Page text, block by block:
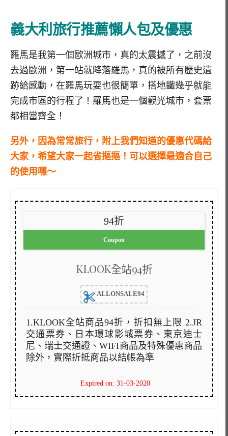
義大利旅行推薦懶人包及優惠
羅馬是我第一個歐洲城市，真的太震撼了，之前沒
去過歐洲，第一站就降落羅馬，真的被所有歷史遺
跡給感動，在羅馬玩耍也很簡單，搭地鐵幾乎就能
完成市區的行程了！羅馬也是一個觀光城市，套票
都相當齊全！
另外，因為常常旅行，附上我們知道的優惠代碼給
大家，希望大家一起省摳摳！可以選擇最適合自己
的使用嘿～
94折
Coupon
KLOOK全站94折
ALLONSALE94
1.KLOOK全站商品94折，折扣無上限 2.JR
交通票券、日本環球影城票券、東京迪士
尼、瑞士交通證、WIFI商品及特殊優惠商品
除外，實際折抵商品以結帳為準
Expired on: 31-03-2020